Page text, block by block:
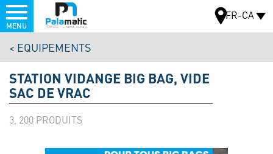
au
contenu
principal
Menu
CARTE
FR-CA
MENU
EQUIPEMENTS
STATION VIDANGE BIG BAG, VIDE
SAC DE VRAC
3, 200